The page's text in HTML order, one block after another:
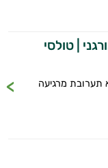
| טולסי
תערובת מרגיעה